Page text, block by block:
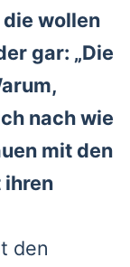
wol­len
gar: „Die
nach wie
mit den
ihren
den